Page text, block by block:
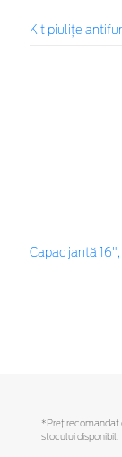
Kit piuliţe
Capac jantă
*Preţ recomandat
stocului disponibil.